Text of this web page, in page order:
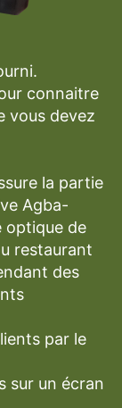
connaitre
vous devez
la partie
Agba-
optique de
restaurant
des
par le
sur un écran